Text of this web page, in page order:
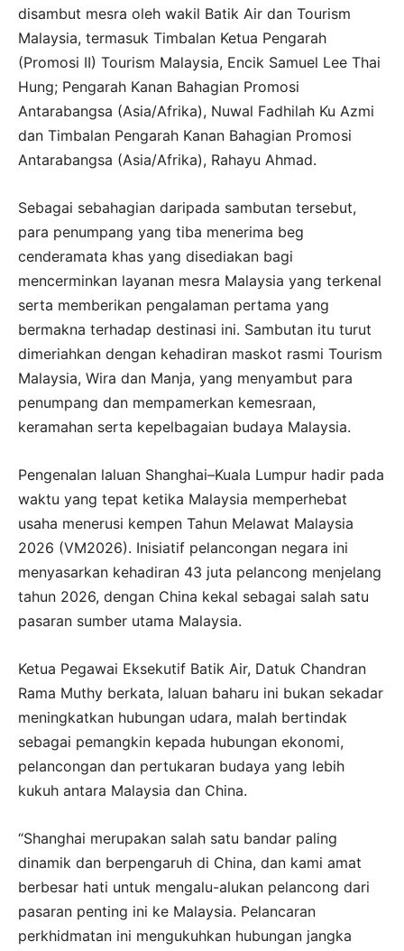
disambut mesra oleh wakil Batik Air dan Tourism
Malaysia, termasuk Timbalan Ketua Pengarah
(Promosi II) Tourism Malaysia, Encik Samuel Lee Thai
Hung; Pengarah Kanan Bahagian Promosi
Antarabangsa (Asia/Afrika), Nuwal Fadhilah Ku Azmi
dan Timbalan Pengarah Kanan Bahagian Promosi
Antarabangsa (Asia/Afrika), Rahayu Ahmad.
Sebagai sebahagian daripada sambutan tersebut,
para penumpang yang tiba menerima beg
cenderamata khas yang disediakan bagi
mencerminkan layanan mesra Malaysia yang terkenal
serta memberikan pengalaman pertama yang
bermakna terhadap destinasi ini. Sambutan itu turut
dimeriahkan dengan kehadiran maskot rasmi Tourism
Malaysia, Wira dan Manja, yang menyambut para
penumpang dan mempamerkan kemesraan,
keramahan serta kepelbagaian budaya Malaysia.
Pengenalan laluan Shanghai–Kuala Lumpur hadir pada
waktu yang tepat ketika Malaysia memperhebat
usaha menerusi kempen Tahun Melawat Malaysia
2026 (VM2026). Inisiatif pelancongan negara ini
menyasarkan kehadiran 43 juta pelancong menjelang
tahun 2026, dengan China kekal sebagai salah satu
pasaran sumber utama Malaysia.
Ketua Pegawai Eksekutif Batik Air, Datuk Chandran
Rama Muthy berkata, laluan baharu ini bukan sekadar
meningkatkan hubungan udara, malah bertindak
sebagai pemangkin kepada hubungan ekonomi,
pelancongan dan pertukaran budaya yang lebih
kukuh antara Malaysia dan China.
“Shanghai merupakan salah satu bandar paling
dinamik dan berpengaruh di China, dan kami amat
berbesar hati untuk mengalu-alukan pelancong dari
pasaran penting ini ke Malaysia. Pelancaran
perkhidmatan ini mengukuhkan hubungan jangka